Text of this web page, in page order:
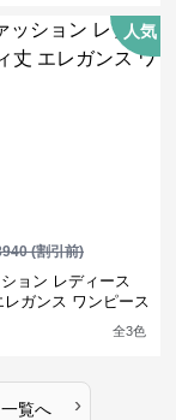
人気
(割引前)
ョン レディース
レガンス ワンピース
全3色
一覧へ ›